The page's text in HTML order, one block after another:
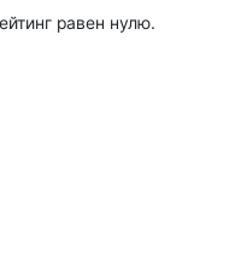
равен нулю.